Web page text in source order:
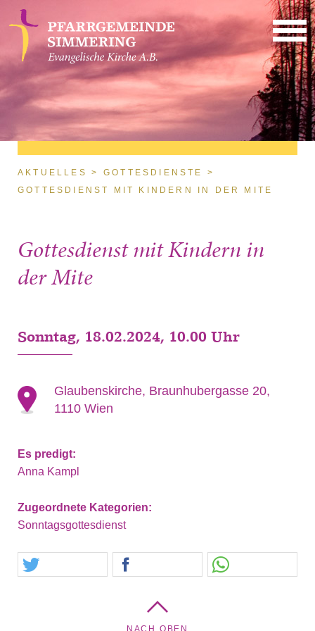
Direkt zum Inhalt
Sie sind hier
AKTUELLES
GOTTESDIENSTE
GOTTESDIENST MIT KINDERN IN DER MITE
Gottesdienst mit Kindern in
der Mite
Sonntag, 18.02.2024, 10.00 Uhr
Glaubenskirche, Braunhubergasse 20,
1110 Wien
Es predigt:
Anna Kampl
Zugeordnete Kategorien:
Sonntagsgottesdienst
NACH OBEN